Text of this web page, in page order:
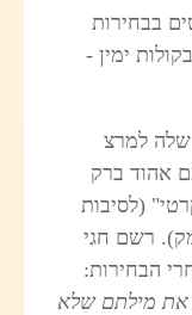
גשר זכתה ב-6 מנדטים בבחירות
כ-2 מנדטים בקולות ימין -
למרצ
עם אהוד ברק
(לסיבות
רשם חגי
הבחירות:
את מילתם שלא